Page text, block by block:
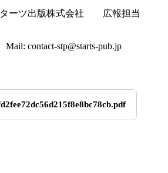
ターツ出版株式会社 広報担当
contact-stp@starts-pub.jp